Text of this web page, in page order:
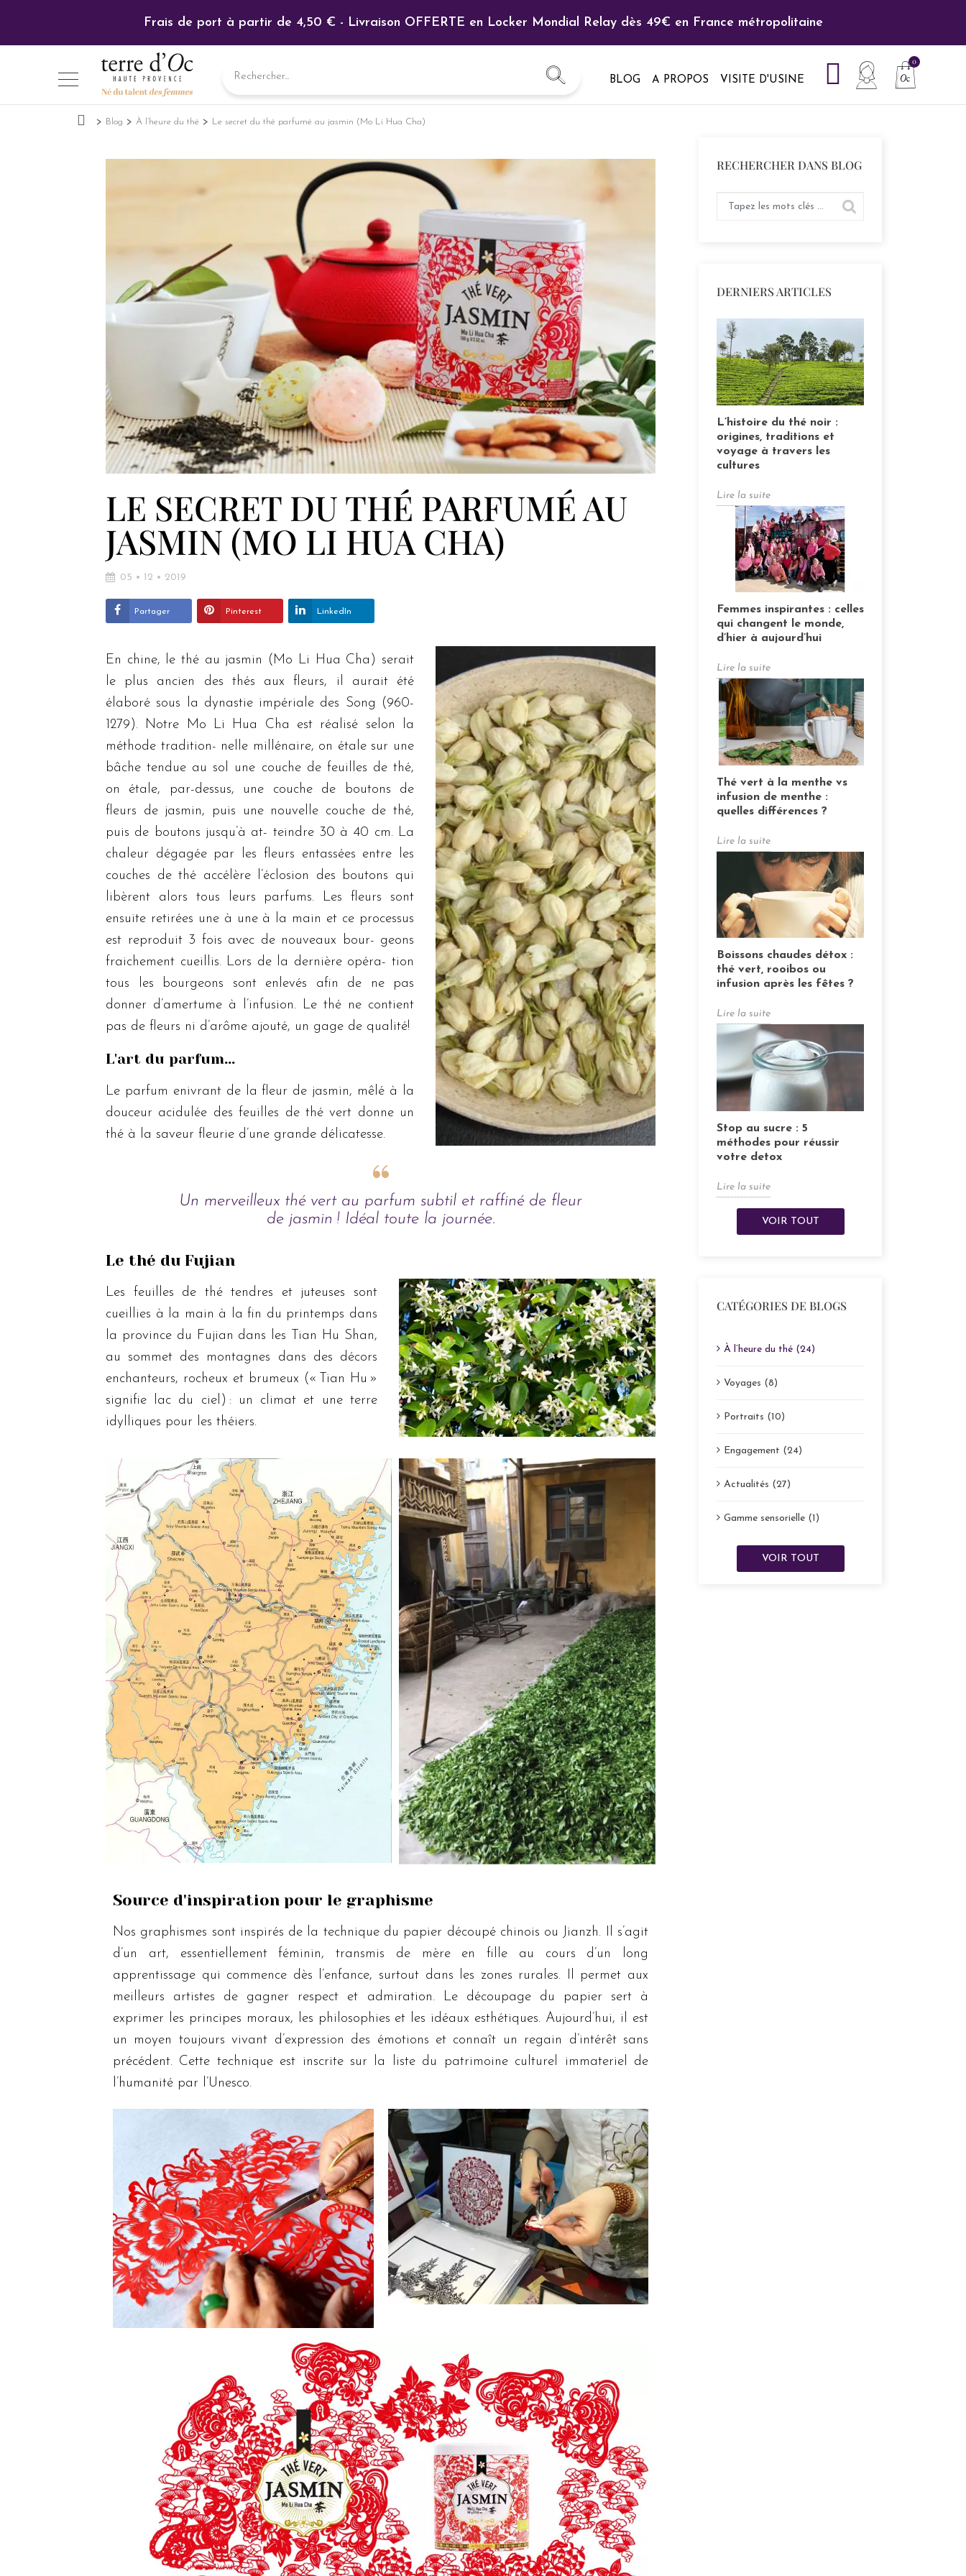
Carte cadeau : L'idée cadeau parfaite pour ravir vos proches.
BLOG A PROPOS VISITE D'USINE
Blog À l’heure du thé Le secret du thé parfumé au jasmin (Mo Li Hua Cha)
LE SECRET DU THÉ PARFUMÉ AU
JASMIN (MO LI HUA CHA)
Posté sur:
05 • 12 • 2019
Partager Pinterest LinkedIn
En chine, le thé au jasmin (Mo Li Hua Cha) serait
le plus ancien des thés aux fleurs, il aurait été
élaboré sous la dynastie impériale des Song (960-
1279). Notre Mo Li Hua Cha est réalisé selon la
méthode tradition- nelle millénaire, on étale sur une
bâche tendue au sol une couche de feuilles de thé,
on étale, par-dessus, une couche de boutons de
fleurs de jasmin, puis une nouvelle couche de thé,
puis de boutons jusqu’à at- teindre 30 à 40 cm. La
chaleur dégagée par les fleurs entassées entre les
couches de thé accélère l’éclosion des boutons qui
libèrent alors tous leurs parfums. Les fleurs sont
ensuite retirées une à une à la main et ce processus
est reproduit 3 fois avec de nouveaux bour- geons
fraichement cueillis. Lors de la dernière opéra- tion
tous les bourgeons sont enlevés afin de ne pas
donner d’amertume à l’infusion. Le thé ne contient
pas de fleurs ni d’arôme ajouté, un gage de qualité!
L'art du parfum...
Le parfum enivrant de la fleur de jasmin, mêlé à la
douceur acidulée des feuilles de thé vert donne un
thé à la saveur fleurie d’une grande délicatesse.
Un merveilleux thé vert au parfum subtil et raffiné de fleur
de jasmin ! Idéal toute la journée.
Le thé du Fujian
Les feuilles de thé tendres et juteuses sont
cueillies à la main à la fin du printemps dans
la province du Fujian dans les Tian Hu Shan,
au sommet des montagnes dans des décors
enchanteurs, rocheux et brumeux (« Tian Hu »
signifie lac du ciel) : un climat et une terre
idylliques pour les théiers.
Source d'inspiration pour le graphisme
Nos graphismes sont inspirés de la technique du papier découpé chinois ou Jianzh. Il s’agit
d’un art, essentiellement féminin, transmis de mère en fille au cours d’un long
apprentissage qui commence dès l’enfance, surtout dans les zones rurales. Il permet aux
meilleurs artistes de gagner respect et admiration. Le découpage du papier sert à
exprimer les principes moraux, les philosophies et les idéaux esthétiques. Aujourd’hui, il est
un moyen toujours vivant d’expression des émotions et connaît un regain d’intérêt sans
précédent. Cette technique est inscrite sur la liste du patrimoine culturel immateriel de
l’humanité par l’Unesco.
RECHERCHER DANS BLOG
DERNIERS ARTICLES
L’histoire du thé noir :
origines, traditions et
voyage à travers les
cultures
Lire la suite
Femmes inspirantes : celles
qui changent le monde,
d’hier à aujourd’hui
Lire la suite
Thé vert à la menthe vs
infusion de menthe :
quelles différences ?
Lire la suite
Boissons chaudes détox :
thé vert, rooibos ou
infusion après les fêtes ?
Lire la suite
Stop au sucre : 5
méthodes pour réussir
votre detox
Lire la suite
VOIR TOUT
CATÉGORIES DE BLOGS
À l’heure du thé (24)
Voyages (8)
Portraits (10)
Engagement (24)
Actualités (27)
Gamme sensorielle (1)
VOIR TOUT